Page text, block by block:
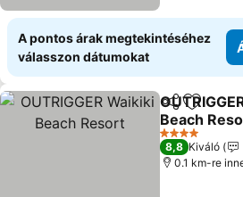
A pontos árak megtekintéséhez
válasszon dátumokat
Megosztás
Beach
Árak
4 Kategória
8,8 Kiváló
0.1 km-re